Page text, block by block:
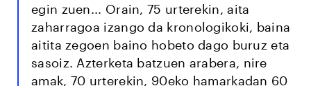
egin zuen... Orain, 75 urterekin, aita
zaharragoa izango da kronologikoki, baina
aitita zegoen baino hobeto dago buruz eta
sasoiz. Azterketa batzuen arabera, nire
amak, 70 urterekin, 90eko hamarkadan 60